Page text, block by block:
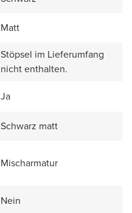
Matt
Stöpsel im Lieferumfang
nicht enthalten.
Ja
Schwarz matt
Mischarmatur
Nein